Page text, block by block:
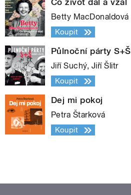
Co život dal a vzal
Betty MacDonaldová
Koupit
Půlnoční párty S+Š
Jiří Suchý, Jiří Šlitr
Koupit
Dej mi pokoj
Petra Štarková
Koupit